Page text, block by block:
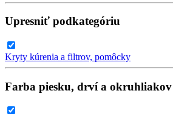
Upresniť podkategóriu
Kryty kúrenia a filtrov, pomôcky
Farba piesku, drví a okruhliakov